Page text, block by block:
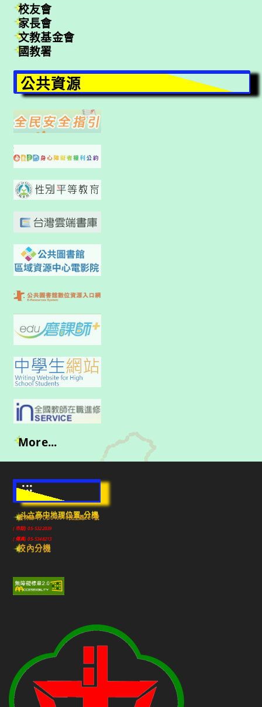
校友會
家長會
文教基金會
國教署
公共資源
More...
:::
斗六高中地理位置-分機
雲林縣斗六市640010民生路224號
(市話) 05-5322039
(傳真) 05-5348213
校內分機